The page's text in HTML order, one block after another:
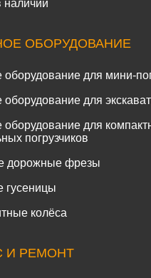
наличии
ОБОРУДОВАНИЕ
оборудование для мини-
оборудование для
оборудование для
погрузчиков
дорожные фрезы
гусеницы
колёса
И РЕМОНТ